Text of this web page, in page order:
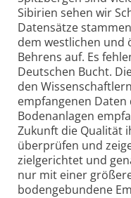
Sibirien sehen wir
Datensätze
dem westlichen und
Behrens auf. Es
Deutschen Bucht.
den
empfangenen
Bodenanlagen
Zukunft die Qualität
überprüfen und
zielgerichtet und
nur mit einer
bodengebundene